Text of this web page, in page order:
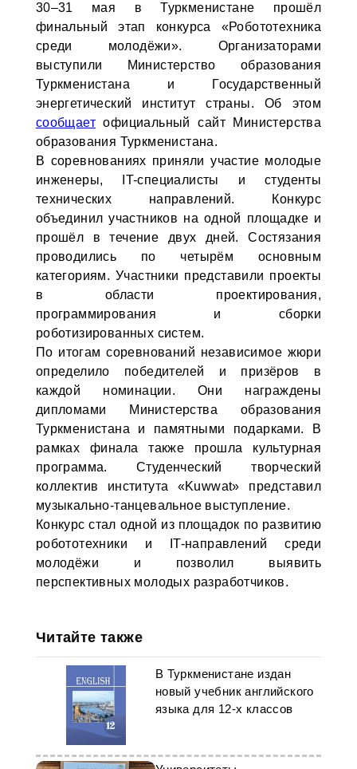
30–31 мая в Туркменистане прошёл
финальный этап конкурса «Робототехника
среди молодёжи». Организаторами
выступили Министерство образования
Туркменистана и Государственный
энергетический институт страны. Об этом
сообщает официальный сайт Министерства
образования Туркменистана.
В соревнованиях приняли участие молодые
инженеры, IT-специалисты и студенты
технических направлений. Конкурс
объединил участников на одной площадке и
прошёл в течение двух дней. Состязания
проводились по четырём основным
категориям. Участники представили проекты
в области проектирования,
программирования и сборки
роботизированных систем.
По итогам соревнований независимое жюри
определило победителей и призёров в
каждой номинации. Они награждены
дипломами Министерства образования
Туркменистана и памятными подарками. В
рамках финала также прошла культурная
программа. Студенческий творческий
коллектив института «Kuwwat» представил
музыкально-танцевальное выступление.
Конкурс стал одной из площадок по развитию
робототехники и IT-направлений среди
молодёжи и позволил выявить
перспективных молодых разработчиков.
Читайте также
В Туркменистане издан
новый учебник английского
языка для 12-х классов